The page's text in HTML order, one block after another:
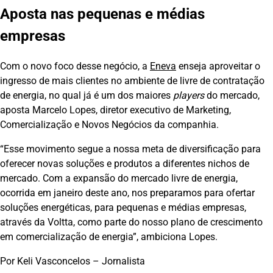
Aposta nas pequenas e médias
empresas
Com o novo foco desse negócio, a Eneva enseja aproveitar o
ingresso de mais clientes no ambiente de livre de contratação
de energia, no qual já é um dos maiores playersdo mercado,
aposta Marcelo Lopes, diretor executivo de Marketing,
Comercialização e Novos Negócios da companhia.
“Esse movimento segue a nossa meta de diversificação para
oferecer novas soluções e produtos a diferentes nichos de
mercado. Com a expansão do mercado livre de energia,
ocorrida em janeiro deste ano, nos preparamos para ofertar
soluções energéticas, para pequenas e médias empresas,
através da Voltta, como parte do nosso plano de crescimento
em comercialização de energia”, ambiciona Lopes.
Por Keli Vasconcelos – Jornalista